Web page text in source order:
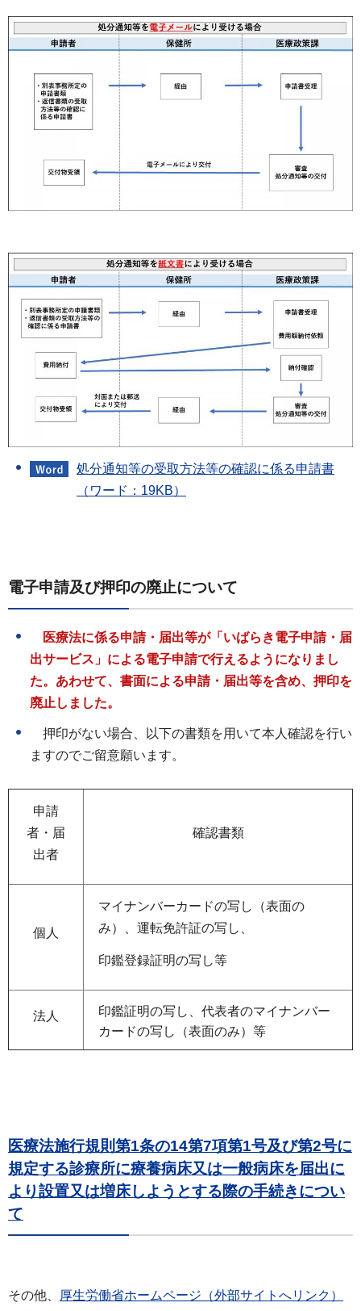
処分通知等の受取方法等の確認に係る申請書
（ワード：19KB）
電子申請及び押印の廃止について
医療法に係る申請・届出等が「いばらき電子申請・届
出サービス」による電子申請で行えるようになりまし
た。あわせて、書面による申請・届出等を含め、押印を
廃止しました。
押印がない場合、以下の書類を用いて本人確認を行い
ますのでご留意願います。
申請
者・届
出者
確認書類
個人
マイナンバーカードの写し（表面の
み）、運転免許証の写し、
印鑑登録証明の写し等
法人
印鑑証明の写し、代表者のマイナンバー
カードの写し（表面のみ）等
医療法施行規則第1条の14第7項第1号及び第2号に
規定する診療所に療養病床又は一般病床を届出に
より設置又は増床しようとする際の手続きについ
て
その他、
厚生労働省ホームページ（外部サイトへリンク）